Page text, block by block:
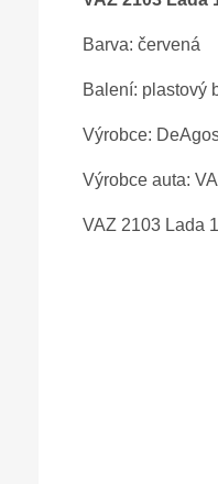
Barva: červená
Balení: plastový
Výrobce:
Výrobce auta:
VAZ 2103 Lada